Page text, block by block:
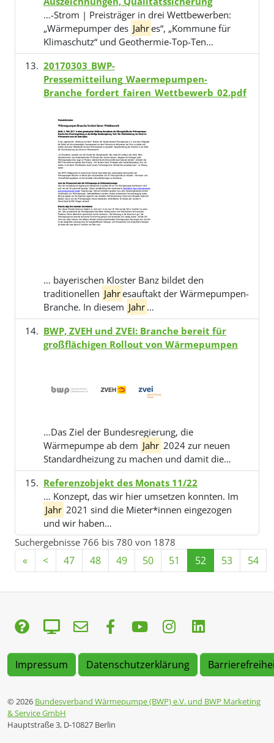
…-Strom | Preisträger in drei Wettbewerben:
„Wärmepumper des Jahres“, „Kommune für
Klimaschutz“ und Geothermie-Top-Ten…
20170303_BWP-
Pressemitteilung_Waermepumpen-
Branche_fordert_fairen_Wettbewerb_02.pdf
… bayerischen Kloster Banz bildet den
traditionellen Jahresauftakt der Wärmepumpen-
Branche. In diesem Jahr …
BWP, ZVEH und ZVEI: Branche bereit für
großflächigen Rollout von Wärmepumpen
…Das Ziel der Bundesregierung, die
Wärmepumpe ab dem Jahr 2024 zur neuen
Standardheizung zu machen und damit die…
Referenzobjekt des Monats 11/22
… Konzept, das wir hier umsetzen konnten. Im
Jahr 2021 sind die Mieter*innen eingezogen
und wir haben…
Suchergebnisse 766 bis 780 von 1878
« < 47 48 49 50 51 52 53 54
Impressum Datenschutzerklärung
© 2026 Bundesverband Wärmepumpe (BWP) e.V. und BWP Marketing
& Service GmbH
Hauptstraße 3, D-10827 Berlin